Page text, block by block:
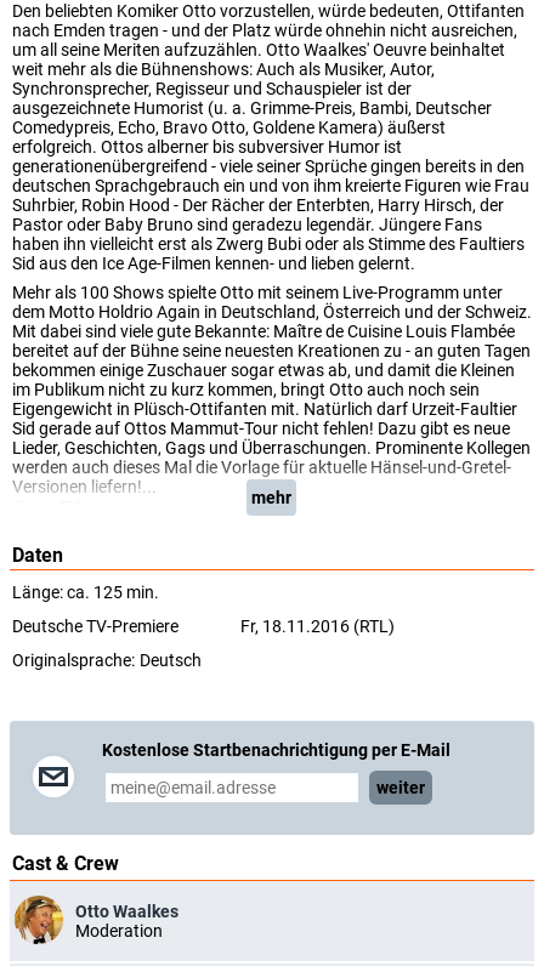
Den beliebten Komiker Otto vorzustellen, würde bedeuten, Ottifanten
nach Emden tragen - und der Platz würde ohnehin nicht ausreichen,
um all seine Meriten aufzuzählen. Otto Waalkes' Oeuvre beinhaltet
weit mehr als die Bühnenshows: Auch als Musiker, Autor,
Synchronsprecher, Regisseur und Schauspieler ist der
ausgezeichnete Humorist (u. a. Grimme-Preis, Bambi, Deutscher
Comedypreis, Echo, Bravo Otto, Goldene Kamera) äußerst
erfolgreich. Ottos alberner bis subversiver Humor ist
generationenübergreifend - viele seiner Sprüche gingen bereits in den
deutschen Sprachgebrauch ein und von ihm kreierte Figuren wie Frau
Suhrbier, Robin Hood - Der Rächer der Enterbten, Harry Hirsch, der
Pastor oder Baby Bruno sind geradezu legendär. Jüngere Fans
haben ihn vielleicht erst als Zwerg Bubi oder als Stimme des Faultiers
Sid aus den Ice Age-Filmen kennen- und lieben gelernt.
Mehr als 100 Shows spielte Otto mit seinem Live-Programm unter
dem Motto Holdrio Again in Deutschland, Österreich und der Schweiz.
Mit dabei sind viele gute Bekannte: Maître de Cuisine Louis Flambée
bereitet auf der Bühne seine neuesten Kreationen zu - an guten Tagen
bekommen einige Zuschauer sogar etwas ab, und damit die Kleinen
im Publikum nicht zu kurz kommen, bringt Otto auch noch sein
Eigengewicht in Plüsch-Ottifanten mit. Natürlich darf Urzeit-Faultier
Sid gerade auf Ottos Mammut-Tour nicht fehlen! Dazu gibt es neue
Lieder, Geschichten, Gags und Überraschungen. Prominente Kollegen
werden auch dieses Mal die Vorlage für aktuelle Hänsel-und-Gretel-
Versionen liefern!...
mehr
Daten
Länge: ca. 125 min.
Deutsche TV-Premiere
Fr, 18.11.2016 (RTL)
Originalsprache: Deutsch
Kostenlose Startbenachrichtigung per E-Mail
weiter
Cast & Crew
Otto Waalkes
Moderation